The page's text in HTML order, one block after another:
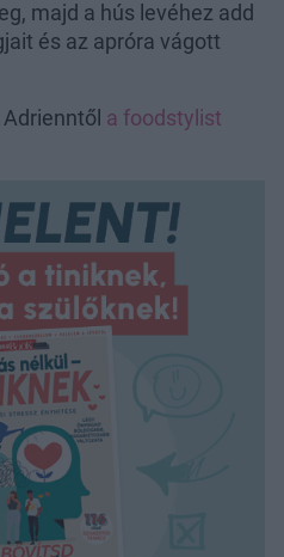
majd a hús levéhez add
és az apróra vágott
a foodstylist